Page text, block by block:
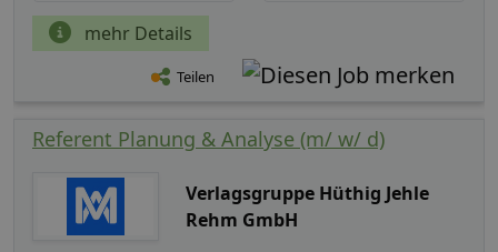
mehr Details
Teilen
Referent Planung & Analyse (m/ w/ d)
Verlagsgruppe Hüthig Jehle
Rehm GmbH